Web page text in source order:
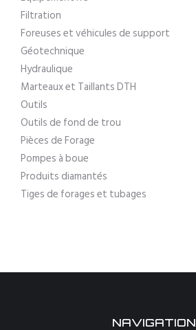
Filtration
Foreuses et véhicules de support
Géotechnique
Hydraulique
Marteaux et Taillants DTH
Outils
Outils de fond de trou
Pièces de Forage
Pompes à boue
Produits diamantés
Tiges de forages et tubages
NAVIGATION